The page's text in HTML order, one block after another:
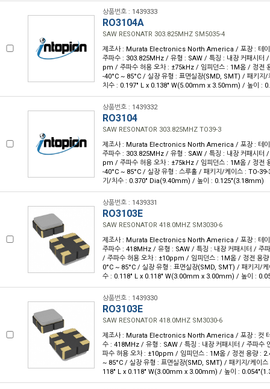
상품번호 : 1439333
RO3104A
SAW RESONATR 303.825MHZ SM5035-4
제조사 : Murata Electronics North America / 포장 : 테
주파수 : 303.825MHz / 유형 : SAW / 특징 : 내장 커패시터
pm / 주파수 허용 오차 : ±75kHz / 임피던스 : 1M옴 / 정전
-40°C ~ 85°C / 실장 유형 : 표면실장(SMD, SMT) / 패키지
치수 : 0.197" L x 0.138" W(5.00mm x 3.50mm) / 높이 :
상품번호 : 1439332
RO3104
SAW RESONATOR 303.825MHZ TO39-3
제조사 : Murata Electronics North America / 포장 : 테
주파수 : 303.825MHz / 유형 : SAW / 특징 : 내장 커패시터
pm / 주파수 허용 오차 : ±75kHz / 임피던스 : 1M옴 / 정전
-40°C ~ 85°C / 실장 유형 : 스루홀 / 패키지/케이스 : TO-
기/치수 : 0.370" Dia(9.40mm) / 높이 : 0.125"(3.18mm)
상품번호 : 1439331
RO3103E
SAW RESONATOR 418.0MHZ SM3030-6
제조사 : Murata Electronics North America / 포장 : 테
주파수 : 418MHz / 유형 : SAW / 특징 : 내장 커패시터 / 주
/ 주파수 허용 오차 : ±10ppm / 임피던스 : 1M옴 / 정전 용
0°C ~ 85°C / 실장 유형 : 표면실장(SMD, SMT) / 패키지/
수 : 0.118" L x 0.118" W(3.00mm x 3.00mm) / 높이 :
상품번호 : 1439330
RO3103E
SAW RESONATOR 418.0MHZ SM3030-6
제조사 : Murata Electronics North America / 포장 : 컷
수 : 418MHz / 유형 : SAW / 특징 : 내장 커패시터 / 주파수
파수 허용 오차 : ±10ppm / 임피던스 : 1M옴 / 정전 용량 :
~ 85°C / 실장 유형 : 표면실장(SMD, SMT) / 패키지/케이
118" L x 0.118" W(3.00mm x 3.00mm) / 높이 :